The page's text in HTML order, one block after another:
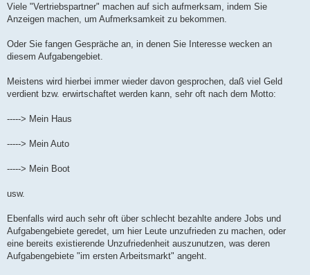
Viele "Vertriebspartner" machen auf sich aufmerksam, indem Sie
Anzeigen machen, um Aufmerksamkeit zu bekommen.
Oder Sie fangen Gespräche an, in denen Sie Interesse wecken an
diesem Aufgabengebiet.
Meistens wird hierbei immer wieder davon gesprochen, daß viel Geld
verdient bzw. erwirtschaftet werden kann, sehr oft nach dem Motto:
-----> Mein Haus
-----> Mein Auto
-----> Mein Boot
usw.
Ebenfalls wird auch sehr oft über schlecht bezahlte andere Jobs und
Aufgabengebiete geredet, um hier Leute unzufrieden zu machen, oder
eine bereits existierende Unzufriedenheit auszunutzen, was deren
Aufgabengebiete "im ersten Arbeitsmarkt" angeht.